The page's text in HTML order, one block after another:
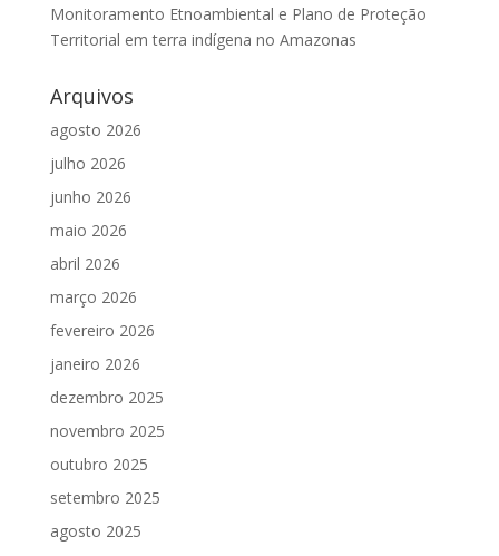
Monitoramento Etnoambiental e Plano de Proteção
Territorial em terra indígena no Amazonas
Arquivos
agosto 2026
julho 2026
junho 2026
maio 2026
abril 2026
março 2026
fevereiro 2026
janeiro 2026
dezembro 2025
novembro 2025
outubro 2025
setembro 2025
agosto 2025